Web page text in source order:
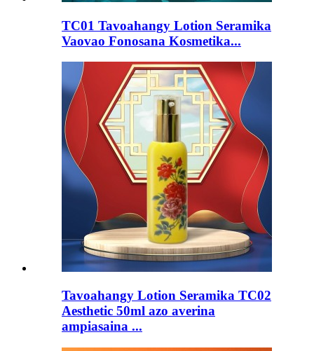
TC01 Tavoahangy Lotion Seramika
Vaovao Fonosana Kosmetika...
Tavoahangy Lotion Seramika TC02
Aesthetic 50ml azo averina
ampiasaina ...